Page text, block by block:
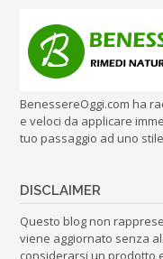
BenessereOggi.com ha
e veloci da applicare
tuo passaggio ad uno
DISCLAIMER
Questo blog non
viene aggiornato senza
considerarsi un prodotto